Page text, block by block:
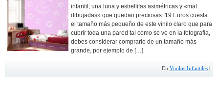
infantil; una luna y estrellitas asimétricas y «mal
dibujadas» que quedan preciosas. 19 Euros cuesta
el tamaño más pequeño de este vinilo claro que para
cubrir toda una pared tal como se ve en la fotografía,
debes considerar comprarlo de un tamaño más
grande, por ejemplo de […]
En Vinilos Infantiles|